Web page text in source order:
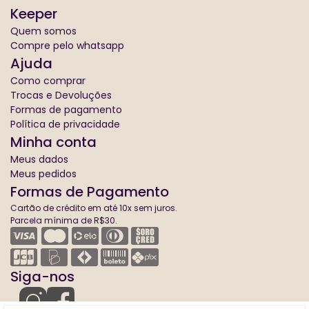
Keeper
Quem somos
Compre pelo whatsapp
Ajuda
Como comprar
Trocas e Devoluções
Formas de pagamento
Política de privacidade
Minha conta
Meus dados
Meus pedidos
Formas de Pagamento
Cartão de crédito em até 10x sem juros.
Parcela mínima de R$30.
Siga-nos